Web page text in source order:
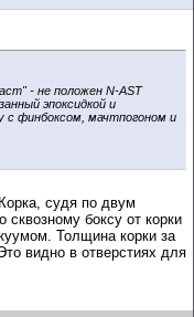
- не положен N-AST
эпоксидкой и
с финбоксом, мачтпогоном и
судя по двум
боксу от корки
Толщина корки за
видно в отверстиях для